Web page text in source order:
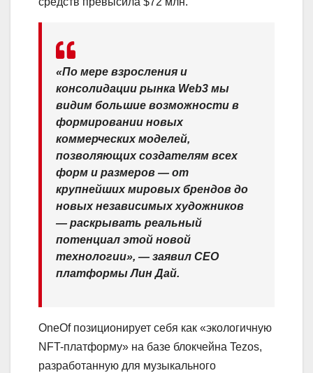
«По мере взросления и
консолидации рынка Web3 мы
видим большие возможности в
формировании новых
коммерческих моделей,
позволяющих создателям всех
форм и размеров — от
крупнейших мировых брендов до
новых независимых художников
— раскрывать реальный
потенциал этой новой
технологии», — заявил CEO
платформы Лин Дай.
OneOf позиционирует себя как «экологичную
NFT-платформу» на базе блокчейна Tezos,
разработанную для музыкального